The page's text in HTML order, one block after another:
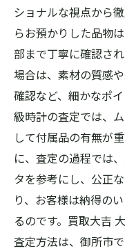
ショナルな視点から
らお預かりした品物
部まで丁寧に確認さ
場合は、素材の質感
確認など、細かなポ
級時計の査定では、
して付属品の有無が
に、査定の過程では
タを参考にし、公正
り、お客様は納得の
るのです。買取大吉
査定方法は、御所市